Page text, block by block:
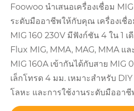
Foowoo นำเสนอเครื่องเชื่อม
ระดับมืออาชีพให้กับคุณ เครื่องเชื่
MIG 160 230V มีฟังก์ชัน 4 ใน 1 เ
Flux MIG, MMA, MAG, MMA แล
MIG 160A เข้ากันได้กับสาย MIG
เล็กโทรด 4 มม. เหมาะสำหรับ
โลหะ และการใช้งานระดับมืออา